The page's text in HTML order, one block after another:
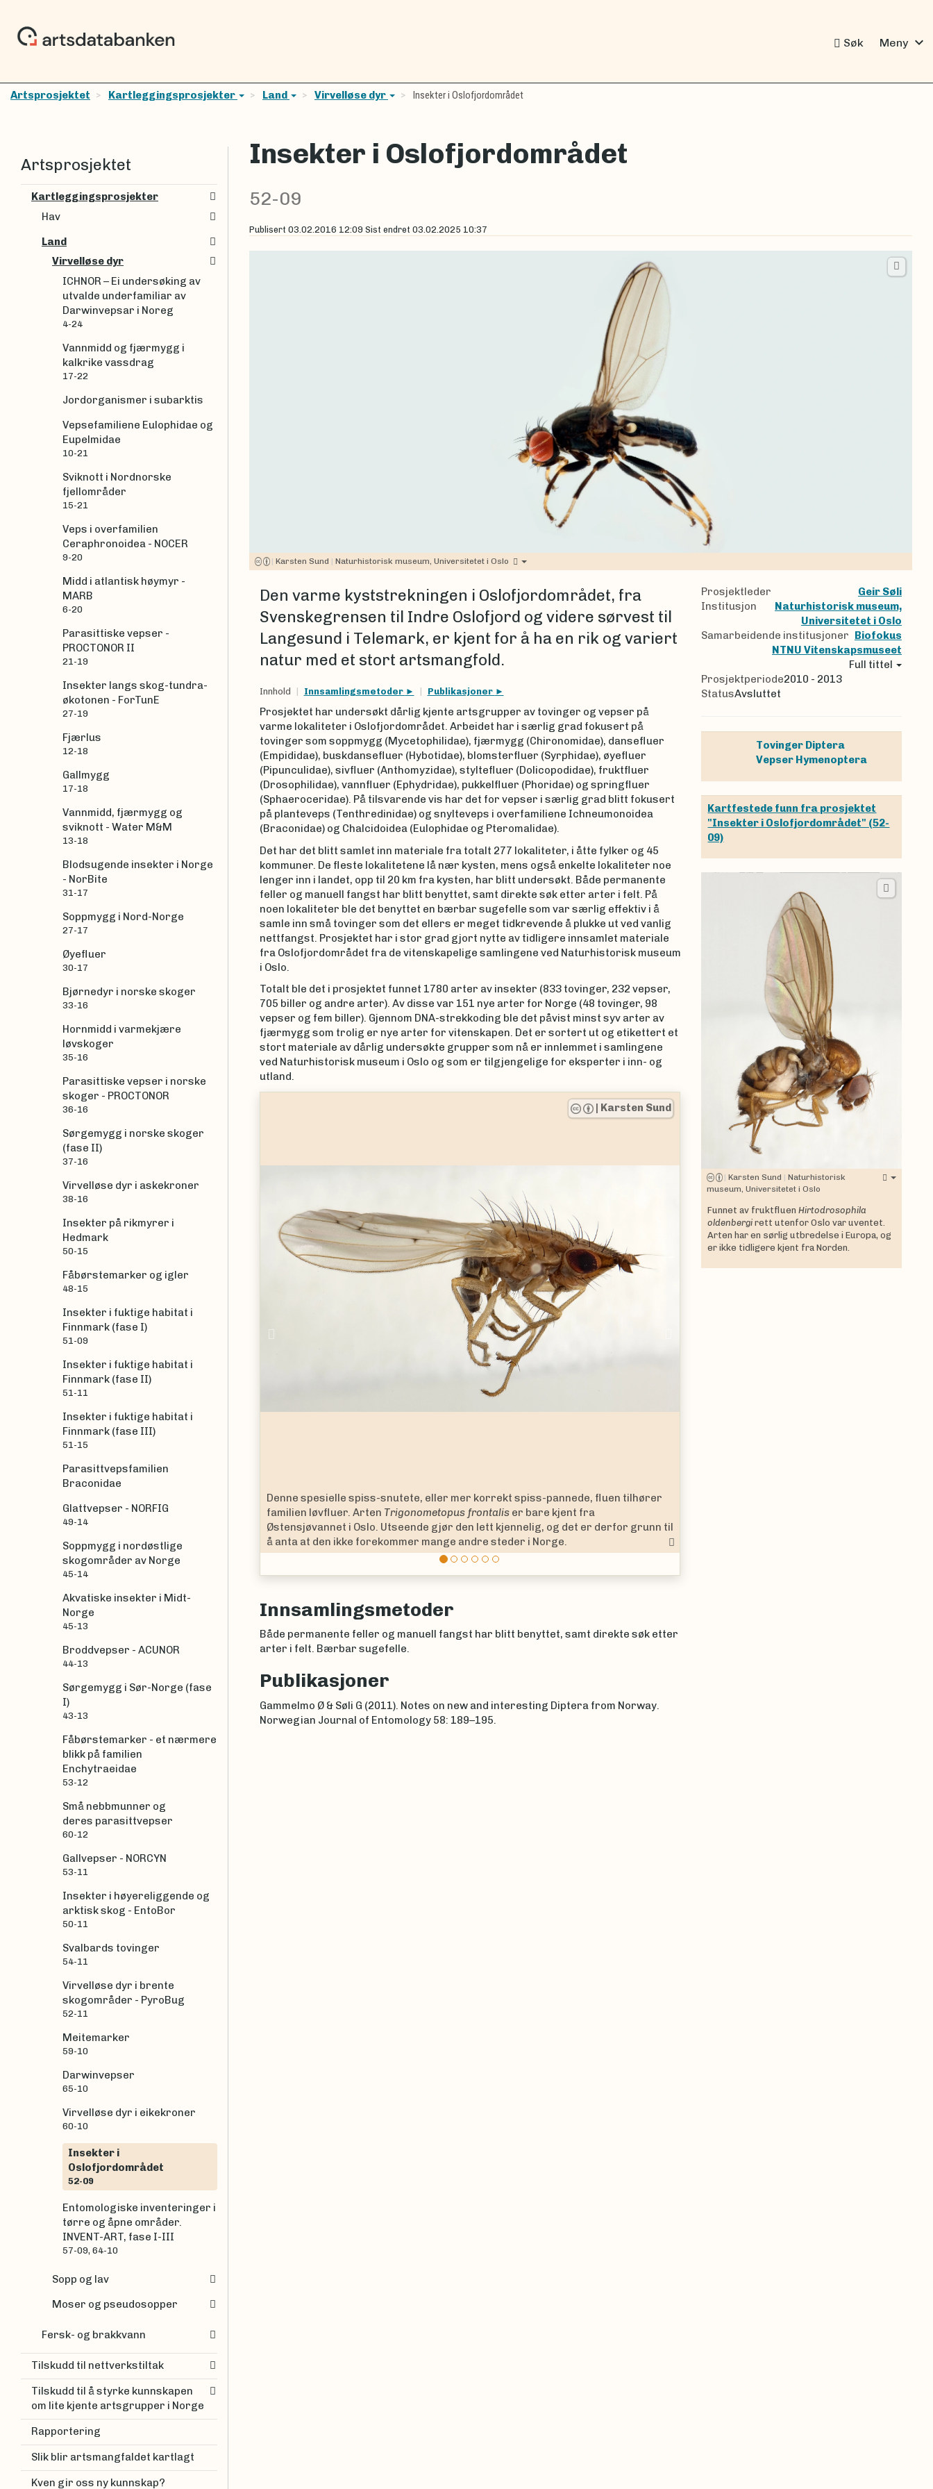
Søk Meny expand_more
Artsprosjektet Kartleggingsprosjekter Land Virvelløse dyr Insekter i Oslofjordområdet
Insekter i Oslofjordområdet
52-09
Publisert 03.02.2016 12:09 Sist endret 03.02.2025 10:37
| Karsten Sund | Naturhistorisk museum, Universitetet i Oslo
Den varme kyststrekningen i Oslofjordområdet, fra
Svenskegrensen til Indre Oslofjord og videre sørvest til
Langesund i Telemark, er kjent for å ha en rik og variert
natur med et stort artsmangfold.
Innhold Innsamlingsmetoder Publikasjoner
Prosjektet har undersøkt dårlig kjente artsgrupper av tovinger og vepser på
varme lokaliteter i Oslofjordområdet. Arbeidet har i særlig grad fokusert på
tovinger som soppmygg (Mycetophilidae), fjærmygg (Chironomidae), dansefluer
(Empididae), buskdansefluer (Hybotidae), blomsterfluer (Syrphidae), øyefluer
(Pipunculidae), sivfluer (Anthomyzidae), styltefluer (Dolicopodidae), fruktfluer
(Drosophilidae), vannfluer (Ephydridae), pukkelfluer (Phoridae) og springfluer
(Sphaeroceridae). På tilsvarende vis har det for vepser i særlig grad blitt fokusert
på planteveps (Tenthredinidae) og snylteveps i overfamiliene Ichneumonoidea
(Braconidae) og Chalcidoidea (Eulophidae og Pteromalidae).
Det har det blitt samlet inn materiale fra totalt 277 lokaliteter, i åtte fylker og 45
kommuner. De fleste lokalitetene lå nær kysten, mens også enkelte lokaliteter noe
lenger inn i landet, opp til 20 km fra kysten, har blitt undersøkt. Både permanente
feller og manuell fangst har blitt benyttet, samt direkte søk etter arter i felt. På
noen lokaliteter ble det benyttet en bærbar sugefelle som var særlig effektiv i å
samle inn små tovinger som det ellers er meget tidkrevende å plukke ut ved vanlig
nettfangst. Prosjektet har i stor grad gjort nytte av tidligere innsamlet materiale
fra Oslofjordområdet fra de vitenskapelige samlingene ved Naturhistorisk museum
i Oslo.
Totalt ble det i prosjektet funnet 1780 arter av insekter (833 tovinger, 232 vepser,
705 biller og andre arter). Av disse var 151 nye arter for Norge (48 tovinger, 98
vepser og fem biller). Gjennom DNA-strekkoding ble det påvist minst syv arter av
fjærmygg som trolig er nye arter for vitenskapen. Det er sortert ut og etikettert et
stort materiale av dårlig undersøkte grupper som nå er innlemmet i samlingene
ved Naturhistorisk museum i Oslo og som er tilgjengelige for eksperter i inn- og
utland.
frontaliser bare kjent fra
gjør den lett kjennelig, og det er derfor grunn til
andre steder i Norge.
Naturhistorisk museum, Universitetet i Oslo
SnyltevepsenTorymus stenuser en ny art for Norge.
Innsamlingsmetoder
Både permanente feller og manuell fangst har blitt benyttet, samt direkte søk etter
arter i felt. Bærbar sugefelle.
Publikasjoner
Gammelmo Ø & Søli G (2011). Notes on new and interesting Diptera from Norway.
Norwegian Journal of Entomology 58: 189–195.
Prosjektleder
Geir Søli
Institusjon
Naturhistorisk museum,
Universitetet i Oslo
Samarbeidende institusjoner Biofokus
NTNU Vitenskapsmuseet
Full tittel
Prosjektperiode2010 - 2013
StatusAvsluttet
Tovinger Diptera
Vepser Hymenoptera
Kartfestede funn fra prosjektet
"Insekter i Oslofjordområdet" (52-
09)
| Karsten Sund | Naturhistorisk
museum, Universitetet i Oslo
Funnet av fruktfluen Hirtodrosophila
oldenbergi rett utenfor Oslo var uventet.
Arten har en sørlig utbredelse i Europa, og
er ikke tidligere kjent fra Norden.
Artsprosjektet
Kartleggingsprosjekter
Hav
Land
Virvelløse dyr
ICHNOR – Ei undersøking av
utvalde underfamiliar av
Darwinvepsar i Noreg
4-24
Vannmidd og fjærmygg i
kalkrike vassdrag
17-22
Jordorganismer i subarktis
Vepsefamiliene Eulophidae og
Eupelmidae
10-21
Sviknott i Nordnorske
fjellområder
15-21
Veps i overfamilien
Ceraphronoidea - NOCER
9-20
Midd i atlantisk høymyr -
MARB
6-20
Parasittiske vepser -
PROCTONOR II
21-19
Insekter langs skog-tundra-
økotonen - ForTunE
27-19
Fjærlus
12-18
Gallmygg
17-18
Vannmidd, fjærmygg og
sviknott - Water M&M
13-18
Blodsugende insekter i Norge
- NorBite
31-17
Soppmygg i Nord-Norge
27-17
Øyefluer
30-17
Bjørnedyr i norske skoger
33-16
Hornmidd i varmekjære
løvskoger
35-16
Parasittiske vepser i norske
skoger - PROCTONOR
36-16
Sørgemygg i norske skoger
(fase II)
37-16
Virvelløse dyr i askekroner
38-16
Insekter på rikmyrer i
Hedmark
50-15
Fåbørstemarker og igler
48-15
Insekter i fuktige habitat i
Finnmark (fase I)
51-09
Insekter i fuktige habitat i
Finnmark (fase II)
51-11
Insekter i fuktige habitat i
Finnmark (fase III)
51-15
Parasittvepsfamilien
Braconidae
Glattvepser - NORFIG
49-14
Soppmygg i nordøstlige
skogområder av Norge
45-14
Akvatiske insekter i Midt-
Norge
45-13
Broddvepser - ACUNOR
44-13
Sørgemygg i Sør-Norge (fase
I)
43-13
Fåbørstemarker - et nærmere
blikk på familien
Enchytraeidae
53-12
Små nebbmunner og
deres parasittvepser
60-12
Gallvepser - NORCYN
53-11
Insekter i høyereliggende og
arktisk skog - EntoBor
50-11
Svalbards tovinger
54-11
Virvelløse dyr i brente
skogområder - PyroBug
52-11
Meitemarker
59-10
Darwinvepser
65-10
Virvelløse dyr i eikekroner
60-10
Insekter i
Oslofjordområdet
52-09
Entomologiske inventeringer i
tørre og åpne områder.
INVENT-ART, fase I-III
57-09, 64-10
Sopp og lav
Moser og pseudosopper
Fersk- og brakkvann
Tilskudd til nettverkstiltak
Tilskudd til å styrke kunnskapen
om lite kjente artsgrupper i Norge
Rapportering
Slik blir artsmangfaldet kartlagt
Kven gir oss ny kunnskap?